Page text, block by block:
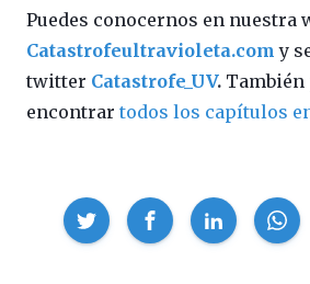
Puedes conocernos en nuestra
Catastrofeultravioleta.com y
twitter Catastrofe_UV. También
encontrar todos los capítulos
Compartir